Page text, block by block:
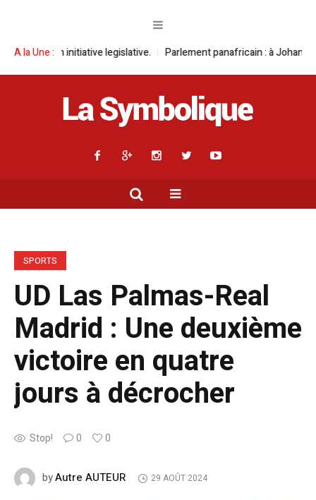
A la Une :legislative. Parlement panafricain : à Johannesburg, Aimé
SPORTS
UD Las Palmas-Real
Madrid : Une deuxième
victoire en quatre
jours à décrocher
Stop! 0 0
byAutre AUTEUR 29 AOÛT 2024